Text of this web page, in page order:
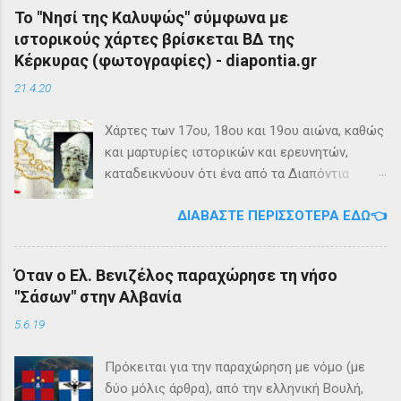
Το "Νησί της Καλυψώς" σύμφωνα με
ιστορικούς χάρτες βρίσκεται ΒΔ της
Κέρκυρας (φωτογραφίες) - diapontia.gr
21.4.20
Χάρτες των 17ου, 18ου και 19ου αιώνα, καθώς
και μαρτυρίες ιστορικών και ερευνητών,
καταδεικνύουν ότι ένα από τα Διαπόντια
γνωστό με την ονομασία Ωγυγία ή «Νησί της
τη τοπική μυθιστορία των Διαποντίων Νήσων
που αναφέρει ότι κατά την αρχαιότητα οι
μεγάλη σπηλιά. Σπηλιά Καλυψώς - Οθωνοί Η
θέση της Σπηλιάς της Καλυψώς, νοτιοδυτικοί
ΔΙΑΒΆΣΤΕ ΠΕΡΙΣΣΌΤΕΡΑ ΕΔΏ👈
Όταν ο Ελ. Βενιζέλος παραχώρησε τη νήσο
"Σάσων" στην Αλβανία
5.6.19
Πρόκειται για την παραχώρηση με νόμο (με
δύο μόλις άρθρα), από την ελληνική Βουλή,